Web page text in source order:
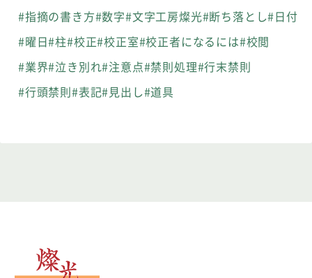
#指摘の書き方#数字#文字工房燦光#断ち落とし#日付
#曜日#柱#校正#校正室#校正者になるには#校閲
#業界#泣き別れ#注意点#禁則処理#行末禁則
#行頭禁則#表記#見出し#道具
文字工房燦光